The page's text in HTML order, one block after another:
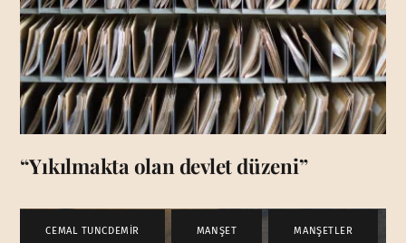
“Yıkılmakta olan devlet düzeni”
CEMAL TUNCDEMİR MANŞET MANŞETLER